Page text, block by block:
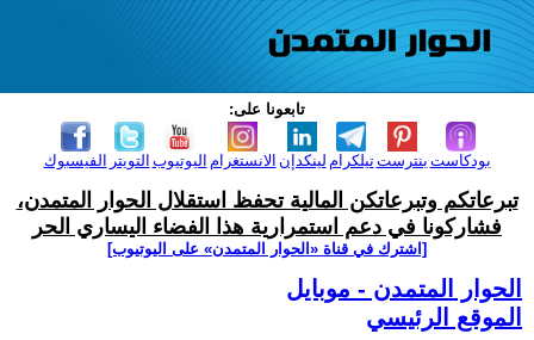
تابعونا على:
الفيسبوك التويتر اليوتيوب الانستغرام لينكدإن تيلكرامبنترست بودكاست
تبرعاتكم وتبرعاتكن المالية تحفظ استقلال الحوار المتمدن،
فشاركونا في دعم استمرارية هذا الفضاء اليساري الحر
[اشترك في قناة ‫«الحوار المتمدن» على اليوتيوب]
الحوار المتمدن - موبايل
الموقع الرئيسي